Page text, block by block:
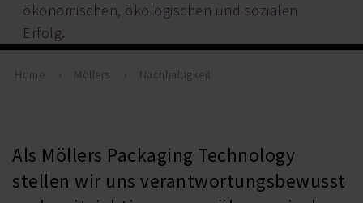
ökonomischen, ökologischen und sozialen
Erfolg.
Home Möllers Nachhaltigkeit
Als Möllers Packaging Technology
stellen wir uns verantwortungsbewusst